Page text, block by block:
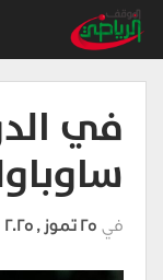
في
في 25 تموز , 2025